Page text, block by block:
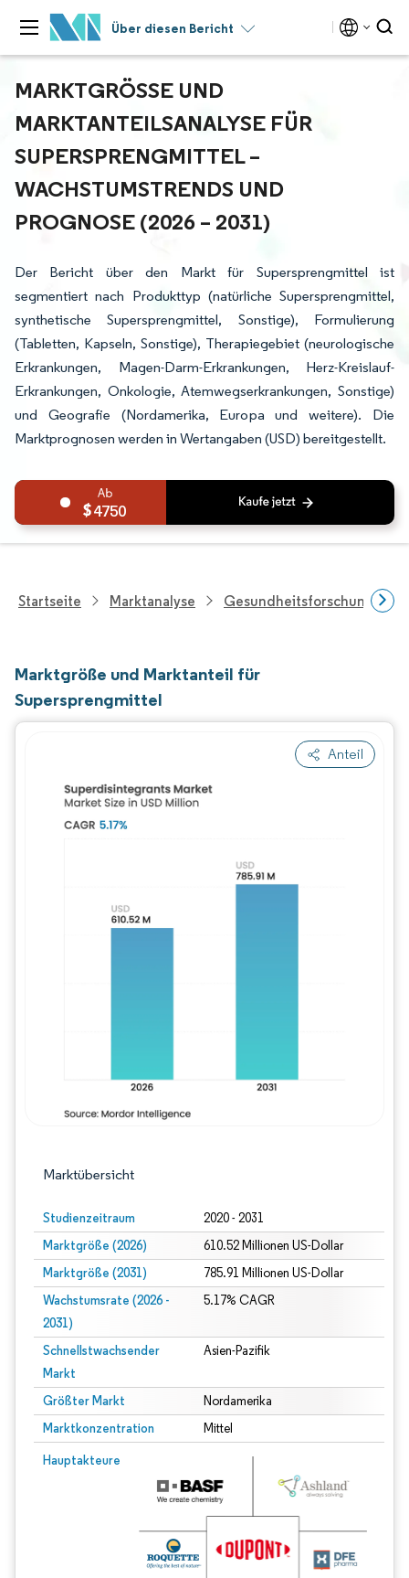
Über diesen Bericht
MARKTGRÖSSE UND M
ARKTANTEILSANALYSE FÜR S
UPERSPRENGMITTEL – W
ACHSTUMSTRENDS UND P
ROGNOSE (2026 – 2031)
Der Bericht über den Markt für Supersprengmittel ist
segmentiert nach Produkttyp (natürliche Supersprengmittel,
synthetische Supersprengmittel, Sonstige), Formulierung
(Tabletten, Kapseln, Sonstige), Therapiegebiet (neurologische
Erkrankungen, Magen-Darm-Erkrankungen, Herz-Kreislauf-
Erkrankungen, Onkologie, Atemwegserkrankungen, Sonstige)
und Geografie (Nordamerika, Europa und weitere). Die
Marktprognosen werden in Wertangaben (USD) bereitgestellt.
4750
Startseite Marktanalyse Gesundheitsforschung
Marktgröße und Marktanteil für
Supersprengmittel
Anteil
Marktübersicht
Studienzeitraum 2020 - 2031
Marktgröße (2026) 610.52 Millionen US-Dollar
Marktgröße (2031) 785.91 Millionen US-Dollar
Wachstumsrate (2026 -
2031)
5.17% CAGR
Schnellstwachsender
Markt
Asien-Pazifik
Größter Markt Nordamerika
Marktkonzentration Mittel
Hauptakteure
Bild © Mordor Intelligence. Wiederverwendung erfordert Namensnennung